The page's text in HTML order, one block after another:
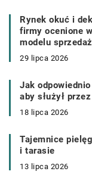
Rynek okuć i
firmy ocenione
modelu
29 lipca 2026
Jak
aby służył
18 lipca 2026
Tajemnice
i tarasie
13 lipca 2026